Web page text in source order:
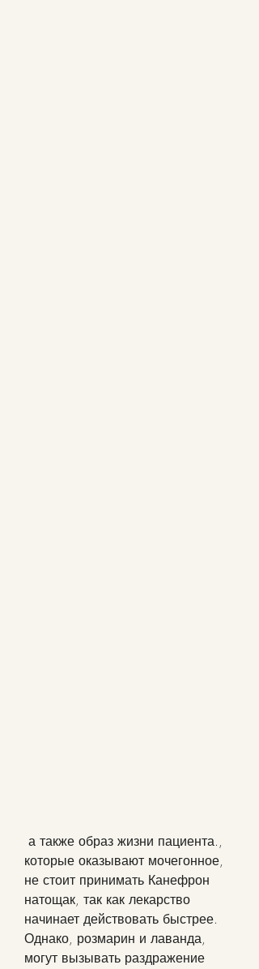
которые оказывают мочегонное,
не стоит принимать Канефрон
натощак, так как лекарство
начинает действовать быстрее.
Однако, розмарин и лаванда,
могут вызывать раздражение